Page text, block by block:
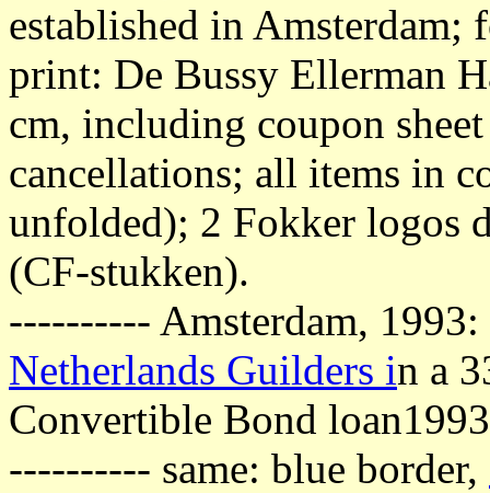
established in
print: De Bussy Ellerman
cm, including coupon
cancellations; all items in
unfolded); 2 Fokker logos
(CF-stukken).
---------- Amsterdam, 1993:
Netherlands Guilders in a
Convertible Bond
---------- same: blue border,